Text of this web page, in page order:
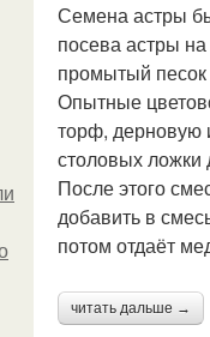
Семена астры
посева астры
промытый песок
Опытные
торф, дерновую
столовых ложки
После этого
добавить в
потом отдаёт
читать дальше →